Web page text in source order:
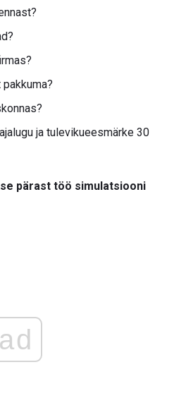
ja tulevikueesmärke 30
pärast töö simulatsiooni
ad